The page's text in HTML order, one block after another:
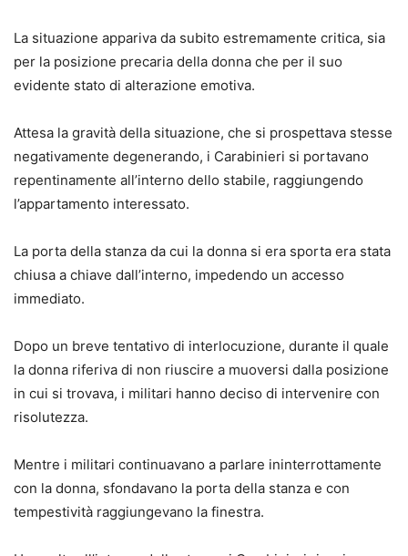
La situazione appariva da subito estremamente critica, sia
per la posizione precaria della donna che per il suo
evidente stato di alterazione emotiva.
Attesa la gravità della situazione, che si prospettava stesse
negativamente degenerando, i Carabinieri si portavano
repentinamente all’interno dello stabile, raggiungendo
l’appartamento interessato.
La porta della stanza da cui la donna si era sporta era stata
chiusa a chiave dall’interno, impedendo un accesso
immediato.
Dopo un breve tentativo di interlocuzione, durante il quale
la donna riferiva di non riuscire a muoversi dalla posizione
in cui si trovava, i militari hanno deciso di intervenire con
risolutezza.
Mentre i militari continuavano a parlare ininterrottamente
con la donna, sfondavano la porta della stanza e con
tempestività raggiungevano la finestra.